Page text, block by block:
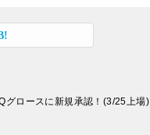
グロースに新規承認！(3/25上場)